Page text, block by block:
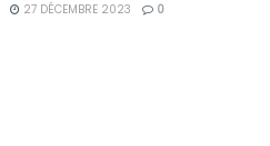
27 DÉCEMBRE 2023 0